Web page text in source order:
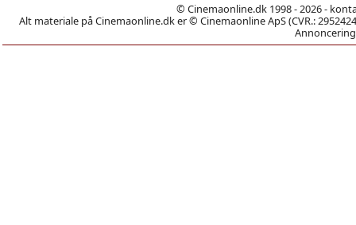
© Cinemaonline.dk 1998 - 2026 -
Alt materiale på Cinemaonline.dk er © Cinemaonline ApS (CVR.: